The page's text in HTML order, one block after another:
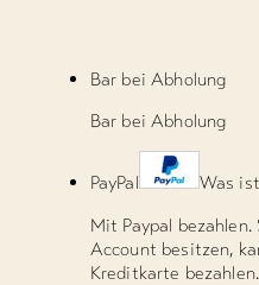
Bar bei Abholung
Bar bei Abholung
PayPal
Was ist
Mit Paypal
Account besitzen,
Kreditkarte bezahlen.